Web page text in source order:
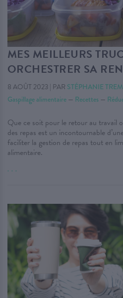
MES MEILLEURS
ORCHESTRER SA
8 AOÛT 2023 | PAR STÉPHANIE
Gaspillage alimentaire — Recettes —
Que ce soit pour le retour au travail
des repas est un incontournable
faciliter la gestion de repas tout en
alimentaire.
. . .